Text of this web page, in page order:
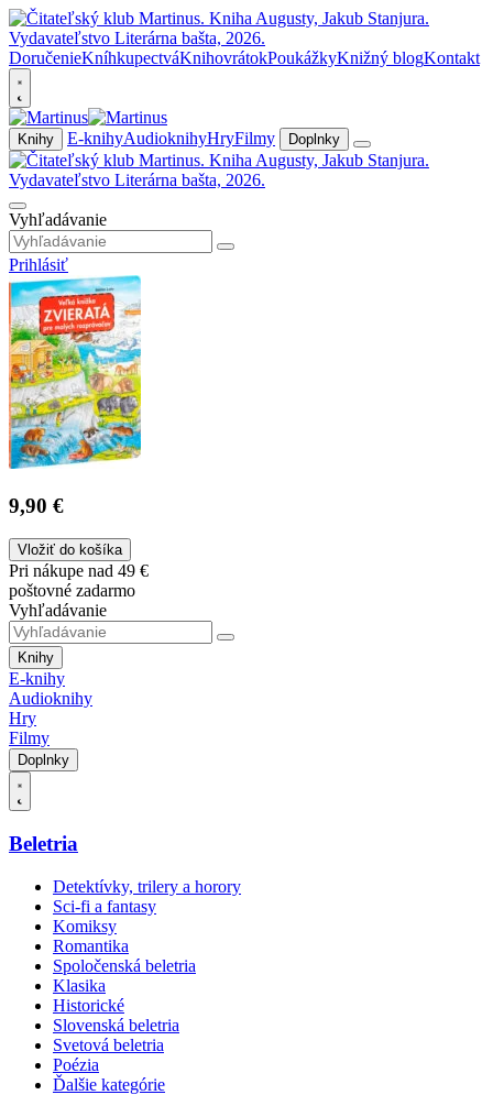
DoručenieKníhkupectváKnihovrátokPoukážkyKnižný blogKontakt
Knihy E-knihyAudioknihyHryFilmy Doplnky
Vyhľadávanie
Prihlásiť
9,90 €
Vložiť do košíka
Pri nákupe nad 49 €
poštovné zadarmo
Vyhľadávanie
Knihy
E-knihy
Audioknihy
Hry
Filmy
Doplnky
Beletria
Detektívky, trilery a horory
Sci-fi a fantasy
Komiksy
Romantika
Spoločenská beletria
Klasika
Historické
Slovenská beletria
Svetová beletria
Poézia
Ďalšie kategórie